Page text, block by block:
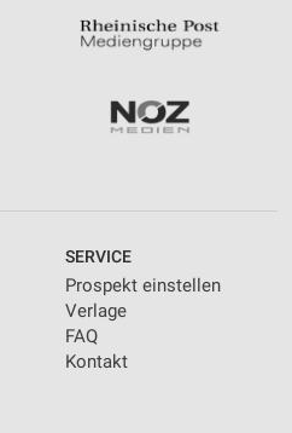
SERVICE
Prospekt einstellen
Verlage
FAQ
Kontakt